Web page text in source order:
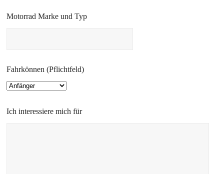
Motorrad Marke und Typ
Fahrkönnen (Pflichtfeld)
Ich interessiere mich für